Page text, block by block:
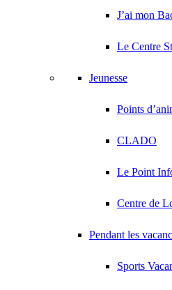
J’ai mon
Le Centre
Jeunesse
Points
CLADO
Le Point
Centre de
Pendant les
Sports